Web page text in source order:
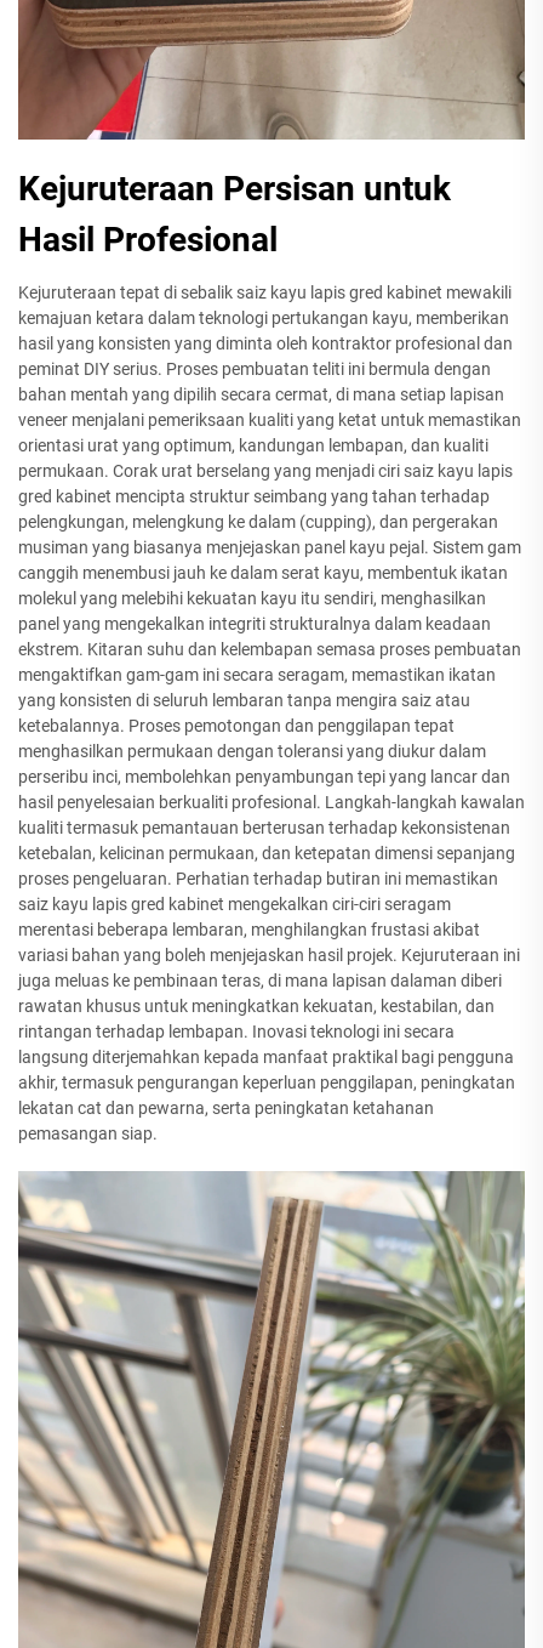
Kejuruteraan Persisan untuk
Hasil Profesional
Kejuruteraan tepat di sebalik saiz kayu lapis gred kabinet mewakili
kemajuan ketara dalam teknologi pertukangan kayu, memberikan
hasil yang konsisten yang diminta oleh kontraktor profesional dan
peminat DIY serius. Proses pembuatan teliti ini bermula dengan
bahan mentah yang dipilih secara cermat, di mana setiap lapisan
veneer menjalani pemeriksaan kualiti yang ketat untuk memastikan
orientasi urat yang optimum, kandungan lembapan, dan kualiti
permukaan. Corak urat berselang yang menjadi ciri saiz kayu lapis
gred kabinet mencipta struktur seimbang yang tahan terhadap
pelengkungan, melengkung ke dalam (cupping), dan pergerakan
musiman yang biasanya menjejaskan panel kayu pejal. Sistem gam
canggih menembusi jauh ke dalam serat kayu, membentuk ikatan
molekul yang melebihi kekuatan kayu itu sendiri, menghasilkan
panel yang mengekalkan integriti strukturalnya dalam keadaan
ekstrem. Kitaran suhu dan kelembapan semasa proses pembuatan
mengaktifkan gam-gam ini secara seragam, memastikan ikatan
yang konsisten di seluruh lembaran tanpa mengira saiz atau
ketebalannya. Proses pemotongan dan penggilapan tepat
menghasilkan permukaan dengan toleransi yang diukur dalam
perseribu inci, membolehkan penyambungan tepi yang lancar dan
hasil penyelesaian berkualiti profesional. Langkah-langkah kawalan
kualiti termasuk pemantauan berterusan terhadap kekonsistenan
ketebalan, kelicinan permukaan, dan ketepatan dimensi sepanjang
proses pengeluaran. Perhatian terhadap butiran ini memastikan
saiz kayu lapis gred kabinet mengekalkan ciri-ciri seragam
merentasi beberapa lembaran, menghilangkan frustasi akibat
variasi bahan yang boleh menjejaskan hasil projek. Kejuruteraan ini
juga meluas ke pembinaan teras, di mana lapisan dalaman diberi
rawatan khusus untuk meningkatkan kekuatan, kestabilan, dan
rintangan terhadap lembapan. Inovasi teknologi ini secara
langsung diterjemahkan kepada manfaat praktikal bagi pengguna
akhir, termasuk pengurangan keperluan penggilapan, peningkatan
lekatan cat dan pewarna, serta peningkatan ketahanan
pemasangan siap.